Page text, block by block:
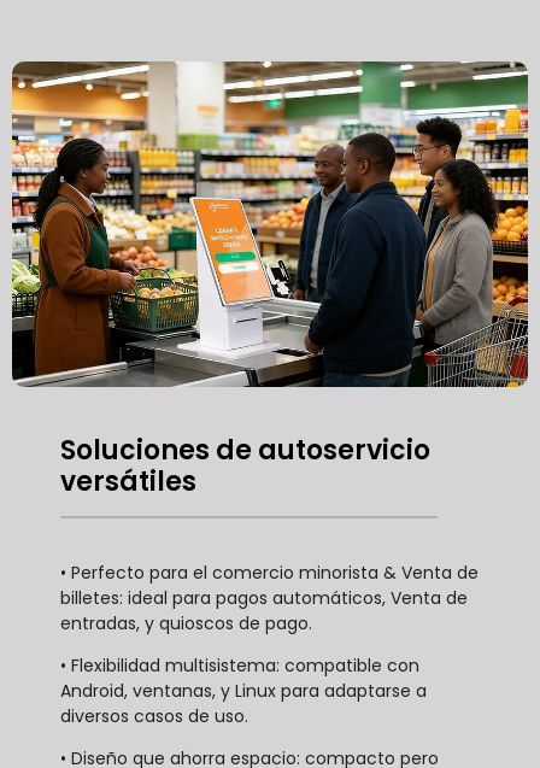
Soluciones de autoservicio
versátiles
• Perfecto para el comercio minorista & Venta de
billetes: ideal para pagos automáticos, Venta de
entradas, y quioscos de pago.
• Flexibilidad multisistema: compatible con
Android, ventanas, y Linux para adaptarse a
diversos casos de uso.
• Diseño que ahorra espacio: compacto pero